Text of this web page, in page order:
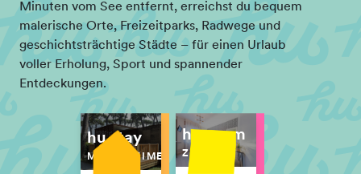
Minuten vom See entfernt, erreichst du bequem
malerische Orte, Freizeitparks, Radwege und
geschichtsträchtige Städte – für einen Urlaub
voller Erholung, Sport und spannender
Entdeckungen.
hu stay
MOBILHEIME
hu room
ZIMMER